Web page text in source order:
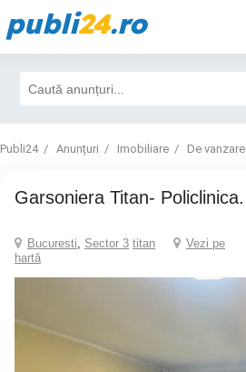
publi24.ro
Publi24 Anunțuri Imobiliare De vanzare
Garsoniera Titan- Policlinica.
Bucuresti Sector 3 titan
Vezi pe
hartă